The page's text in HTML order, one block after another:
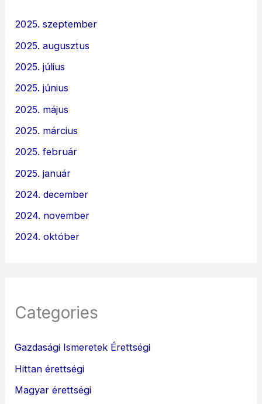
2025. szeptember
2025. augusztus
2025. július
2025. június
2025. május
2025. március
2025. február
2025. január
2024. december
2024. november
2024. október
Categories
Gazdasági Ismeretek Érettségi
Hittan érettségi
Magyar érettségi